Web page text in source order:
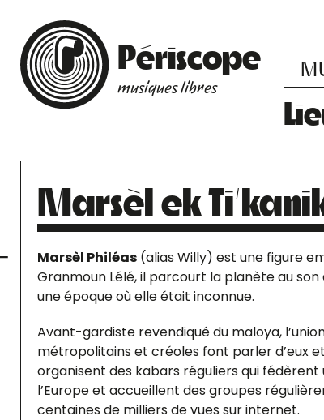
Périscope
musiques libres
Marsèl ek
Marsèl Philéas (alias Willy) est une figure
Granmoun Lélé, il parcourt la planète au
une époque où elle était inconnue.
Avant-gardiste revendiqué du maloya,
métropolitains et créoles font parler d’eux
organisent des kabars réguliers qui
l’Europe et accueillent des groupes
centaines de milliers de vues sur internet.